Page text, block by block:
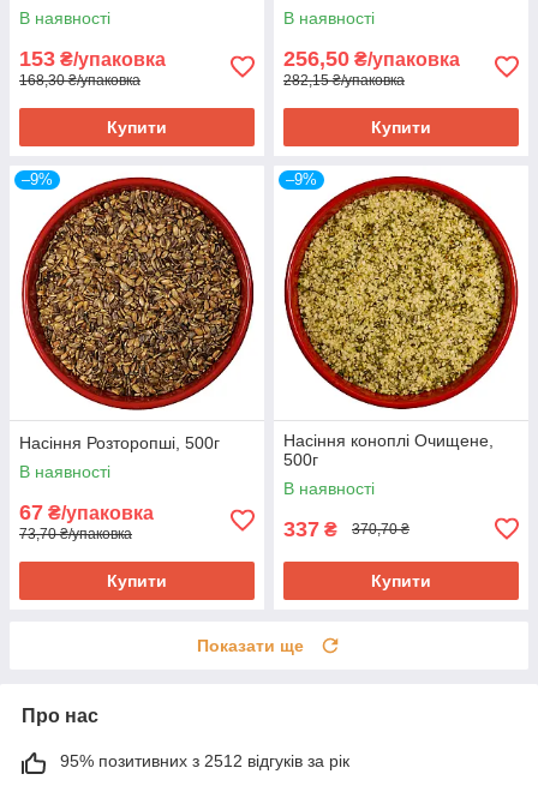
В наявності
153 ₴/упаковка
168,30 ₴/упаковка
Купити
В наявності
256,50 ₴/упаковка
282,15 ₴/упаковка
Купити
–9%
Насіння Розторопші, 500г
В наявності
67 ₴/упаковка
73,70 ₴/упаковка
Купити
–9%
Насіння коноплі Очищене,
500г
В наявності
337 ₴ 370,70 ₴
Купити
Показати ще
Про нас
95% позитивних з 2512 відгуків за рік